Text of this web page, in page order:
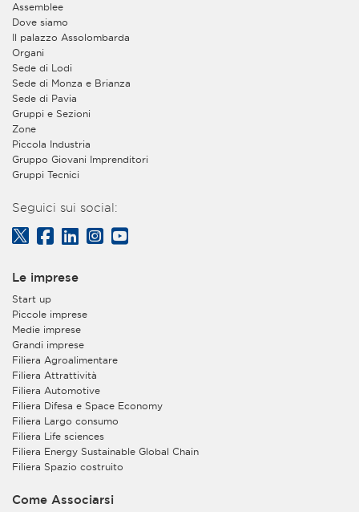
Assemblee
Dove siamo
Il palazzo Assolombarda
Organi
Sede di Lodi
Sede di Monza e Brianza
Sede di Pavia
Gruppi e Sezioni
Zone
Piccola Industria
Gruppo Giovani Imprenditori
Gruppi Tecnici
Seguici sui social:
Le imprese
Start up
Piccole imprese
Medie imprese
Grandi imprese
Filiera Agroalimentare
Filiera Attrattività
Filiera Automotive
Filiera Difesa e Space Economy
Filiera Largo consumo
Filiera Life sciences
Filiera Energy Sustainable Global Chain
Filiera Spazio costruito
Come Associarsi